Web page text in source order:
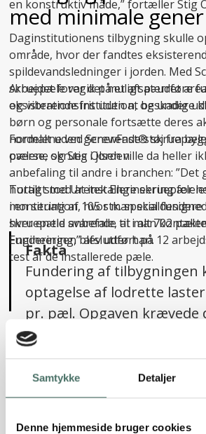
Samtykke Detaljer
Denne hjemmeside bruger cookies
en konstruktiv måde,” fortæller Stig
med minimale gener
Daginstitutionens tilbygning skulle
område, hvor der fandtes
spildevandsledninger i jorden. Med
skruepæle var det muligt at udføre
og vibrationsfrit uden at beskadige
Arbejdet foregik på et afspærret
eksisterende institution, og under
børn og personale fortsætte deres
normalt uden generende støj fra
pælene skrues i jorden.
Fordelene ved ScrewFast®
overse, og Stig Olsen ville da heller
anbefaling til andre i branchen: ”Det
hurtigt med at installere
i en situation, hvor man skal fundere
hver en tid anbefale, at man
Engineering,” afslutter han.
Totalt stod Uretek Engineering for
montering af 105 stk.
skruepæle svarende til i alt 702
Funderingen blev udført på 12
test af de installerede pæle.
Fakta
Fundering af tilbygningen
optagelse af lodrette laster
pr. pæl. Opgaven krævede
10 stk. skråpæle til
vandrette laster, beregnet
KN på tværs af bygningen
på langs.
Læs referencen